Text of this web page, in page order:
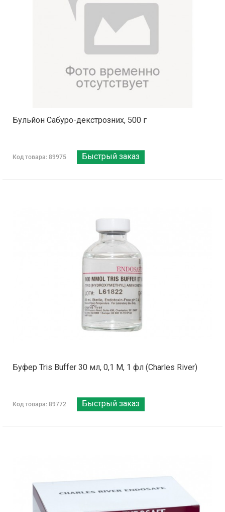
Бульйон Сабуро-декстрозних, 500 г
Код товара: 89975 Быстрый заказ
Буфер Tris Buffer 30 мл, 0,1 М, 1 фл (Charles River)
Код товара: 89772 Быстрый заказ